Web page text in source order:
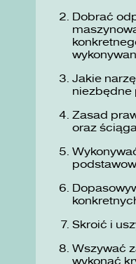
Dobrać
Jakie
niezbędne
Zasad
oraz
Skroić i
Wszywać
wykonać